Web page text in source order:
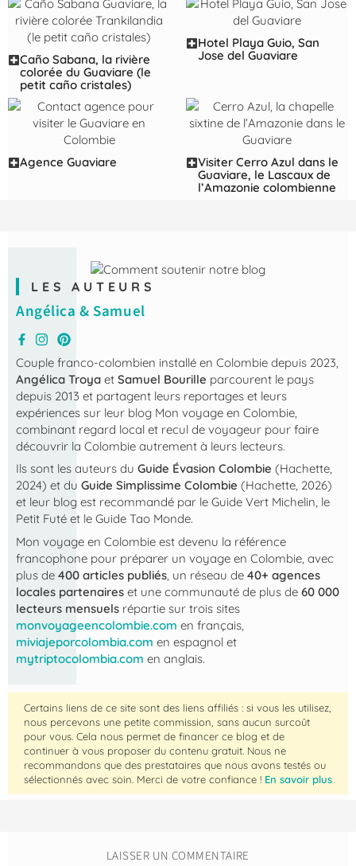
Caño Sabana, la rivière
colorée du Guaviare (le
petit caño cristales)
Hotel Playa Guio, San
Jose del Guaviare
Agence Guaviare
Visiter Cerro Azul dans le
Guaviare, le Lascaux de
l’Amazonie colombienne
LES AUTEURS
Angélica & Samuel
Couple franco-colombien installé en Colombie depuis 2023,
Angélica Troya et Samuel Bourille parcourent le pays
depuis 2013 et partagent leurs reportages et leurs
expériences sur leur blog Mon voyage en Colombie,
combinant regard local et recul de voyageur pour faire
découvrir la Colombie autrement à leurs lecteurs.
Ils sont les auteurs du Guide Évasion Colombie (Hachette,
2024) et du Guide Simplissime Colombie (Hachette, 2026)
et leur blog est recommandé par le Guide Vert Michelin, le
Petit Futé et le Guide Tao Monde.
Mon voyage en Colombie est devenu la référence
francophone pour préparer un voyage en Colombie, avec
plus de 400 articles publiés, un réseau de 40+ agences
locales partenaires et une communauté de plus de 60 000
lecteurs mensuels répartie sur trois sites
monvoyageencolombie.com en français,
miviajeporcolombia.com en espagnol et
mytriptocolombia.com en anglais.
Certains liens de ce site sont des liens affiliés : si vous les utilisez,
nous percevons une petite commission, sans aucun surcoût
pour vous. Cela nous permet de financer ce blog et de
continuer à vous proposer du contenu gratuit. Nous ne
recommandons que des prestataires que nous avons testés ou
sélectionnés avec soin. Merci de votre confiance ! En savoir plus
LAISSER UN COMMENTAIRE